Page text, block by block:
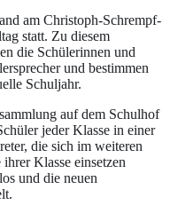
am Christoph-Schrempf-
statt. Zu diesem
die Schülerinnen und
und bestimmen
Schuljahr.
auf dem Schulhof
jeder Klasse in einer
die sich im weiteren
Klasse einsetzen
und die neuen